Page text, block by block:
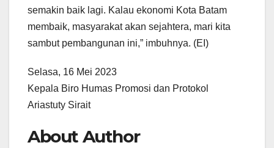
semakin baik lagi. Kalau ekonomi Kota Batam
membaik, masyarakat akan sejahtera, mari kita
sambut pembangunan ini,” imbuhnya. (EI)
Selasa, 16 Mei 2023
Kepala Biro Humas Promosi dan Protokol
Ariastuty Sirait
About Author